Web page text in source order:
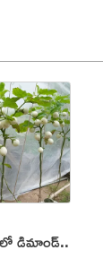
డిమాండ్..